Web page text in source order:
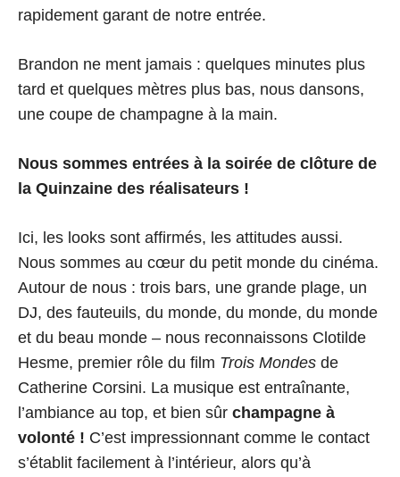
rapidement garant de notre entrée.
Brandon ne ment jamais : quelques minutes plus
tard et quelques mètres plus bas, nous dansons,
une coupe de champagne à la main.
Nous sommes entrées à la soirée de clôture de
la Quinzaine des réalisateurs !
Ici, les looks sont affirmés, les attitudes aussi.
Nous sommes au cœur du petit monde du cinéma.
Autour de nous : trois bars, une grande plage, un
DJ, des fauteuils, du monde, du monde, du monde
et du beau monde – nous reconnaissons Clotilde
Hesme, premier rôle du film Trois Mondes de
Catherine Corsini. La musique est entraînante,
l’ambiance au top, et bien sûr champagne à
volonté ! C’est impressionnant comme le contact
s’établit facilement à l’intérieur, alors qu’à